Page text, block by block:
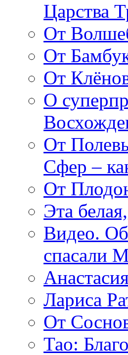
Царства
От
От
От
О
От
Сфер –
От
Эта
Видео. Об
спасали
Лариса
От
Тао: